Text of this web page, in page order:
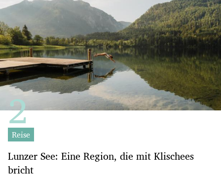
Reise
Lunzer See: Eine Region, die mit Klischees
bricht